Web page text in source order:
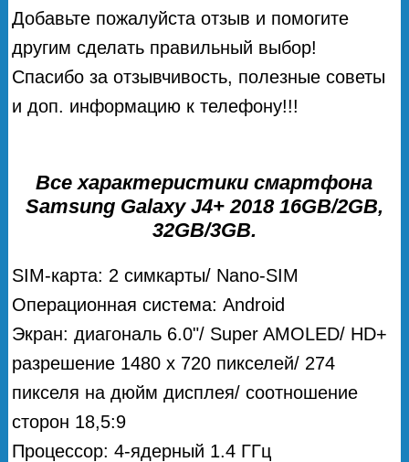
Добавьте пожалуйста отзыв и помогите
другим сделать правильный выбор!
Спасибо за отзывчивость, полезные советы
и доп. информацию к телефону!!!
Все характеристики смартфона
Samsung Galaxy J4+ 2018 16GB/2GB,
32GB/3GB.
SIM-карта: 2 симкарты/ Nano-SIM
Операционная система: Android
Экран: диагональ 6.0"/ Super AMOLED/ HD+
разрешение 1480 х 720 пикселей/ 274
пикселя на дюйм дисплея/ соотношение
сторон 18,5:9
Процессор: 4-ядерный 1.4 ГГц